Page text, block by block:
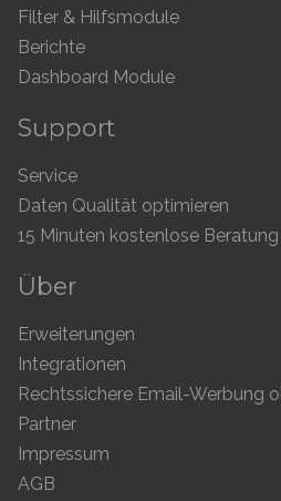
Filter & Hilfsmodule
Berichte
Dashboard Module
Support
Service
Daten Qualität optimieren
15 Minuten kostenlose Beratung
Über
Erweiterungen
Integrationen
Partner
Impressum
AGB